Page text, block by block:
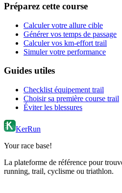
Préparez cette course
Calculer votre allure cible
Générer vos temps de passage
Calculer vos km-effort trail
Simuler votre performance
Guides utiles
Checklist équipement trail
Choisir sa première course trail
Éviter les blessures
KerRun
Your race base!
La plateforme de référence pour
running, trail, cyclisme ou triathlon.